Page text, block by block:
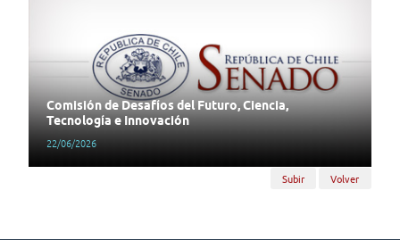
Comisión de Desafíos del Futuro, Ciencia,
Tecnología e Innovación
22/06/2026
Subir Volver